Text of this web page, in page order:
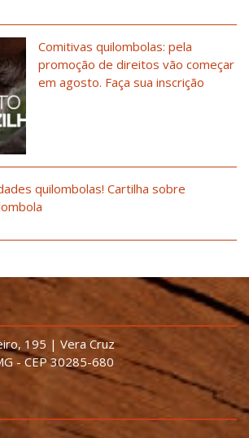
Comitivas quilombolas: pela
promoção de direitos vão começar
em agosto. Faça sua inscrição
quilombolas! Cartilha sobre
195 | Vera Cruz
- CEP 30285-680